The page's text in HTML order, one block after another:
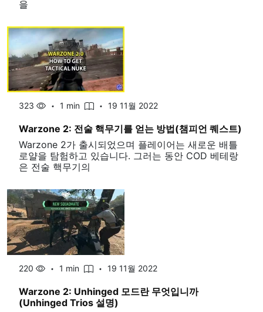
을
323 1 min 19 11월 2022
Warzone 2: 전술 핵무기를 얻는 방법(챔피언 퀘스트)
Warzone 2가 출시되었으며 플레이어는 새로운 배틀
로얄을 탐험하고 있습니다. 그러는 동안 COD 베테랑
은 전술 핵무기의
220 1 min 19 11월 2022
Warzone 2: Unhinged 모드란 무엇입니까
(Unhinged Trios 설명)